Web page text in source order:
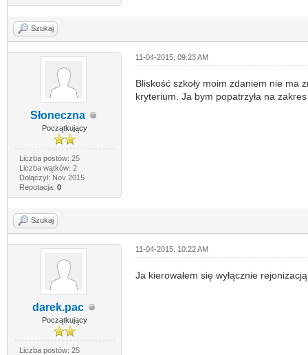
Szukaj
Słoneczna
Początkujący
Liczba postów: 25
Liczba wątków: 2
Dołączył: Nov 2015
Reputacja: 0
11-04-2015, 09:23 AM
Bliskość szkoły moim zdaniem nie ma
kryterium. Ja bym popatrzyła na
Szukaj
darek.pac
Początkujący
Liczba postów: 25
11-04-2015, 10:22 AM
Ja kierowałem się wyłącznie